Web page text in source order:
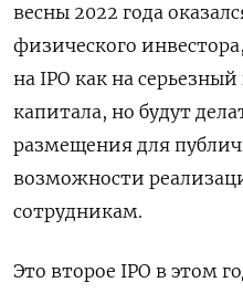
весны 2022 года
физического
на IPO как на
капитала, но будут
размещения для
возможности
сотрудникам.
Это второе IPO в этом